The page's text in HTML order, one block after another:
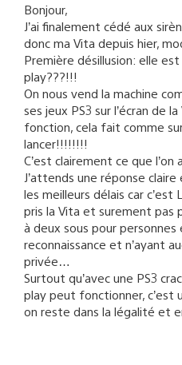
Bonjour,
J’ai finalement cédé aux
donc ma Vita depuis hier,
Première désillusion: elle
play???!!!
On nous vend la machine
ses jeux PS3 sur l’écran de
fonction, cela fait comme
lancer!!!!!!!!
C’est clairement ce que
J’attends une réponse
les meilleurs délais car c’est
pris la Vita et surement pas
à deux sous pour personnes
reconnaissance et n’ayant
privée…
Surtout qu’avec une PS3
play peut fonctionner, c’est
on reste dans la légalité et